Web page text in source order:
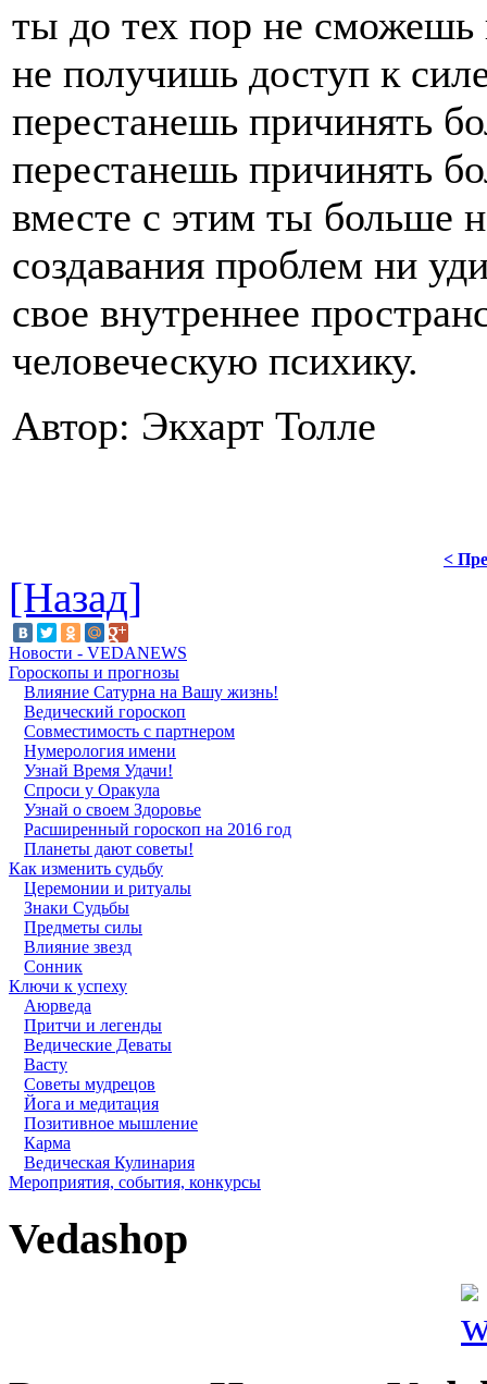
ты до тех пор не сможешь
не получишь доступ к
перестанешь причинять
перестанешь причинять
вместе с этим ты больше
создавания проблем ни
свое внутреннее
человеческую психику.
Автор: Экхарт Толле
<
[Назад]
Новости - VEDANEWS
Гороскопы и прогнозы
Влияние Сатурна на Вашу жизнь!
Ведический гороскоп
Совместимость с партнером
Нумерология имени
Узнай Время Удачи!
Спроси у Оракула
Узнай о своем Здоровье
Расширенный гороскоп на 2016 год
Планеты дают советы!
Как изменить судьбу
Церемонии и ритуалы
Знаки Судьбы
Предметы силы
Влияние звезд
Сонник
Ключи к успеху
Аюрведа
Притчи и легенды
Ведические Деваты
Васту
Советы мудрецов
Йога и медитация
Позитивное мышление
Карма
Ведическая Кулинария
Мероприятия, события, конкурсы
Vedashop